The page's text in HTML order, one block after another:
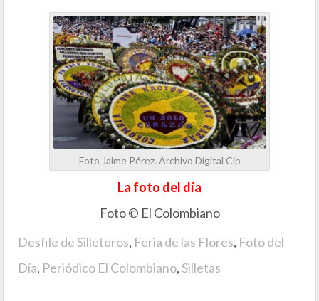
Foto Jaime Pérez. Archivo Digital Cip
La foto del día
Foto © El Colombiano
Desfile de Silleteros, Feria de las Flores, Foto del
Día, Periódico El Colombiano,Silletas